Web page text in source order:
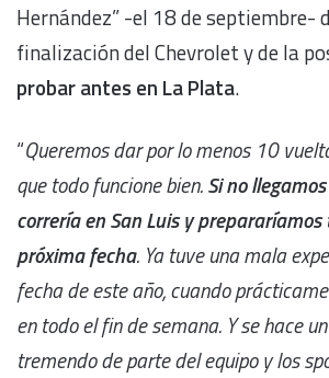
Hernández” -el 18 de septiembre-
finalización del Chevrolet y de la
probar antes en La Plata.
“Queremos dar por lo menos 10
que todo funcione bien.Si no
correría en San Luis y
próxima fecha. Ya tuve una mala
fecha de este año, cuando
en todo el fin de semana. Y se hace
tremendo de parte del equipo y los